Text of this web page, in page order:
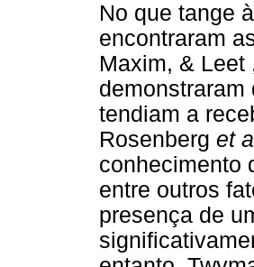
No que tange
encontraram
Maxim, &
tendiam a
Rosenberg et
conhecimento
entre outros
presença de